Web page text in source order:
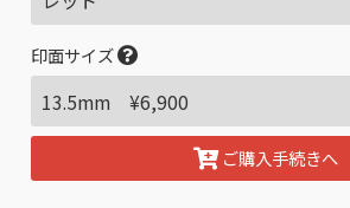
印面サイズ
ご購入手続きへ